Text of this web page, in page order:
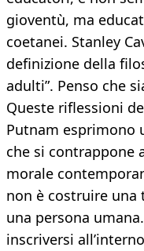
gioventù, ma
coetanei. Stanley
definizione della
adulti”. Penso che
Queste riflessioni
Putnam esprimono
che si contrappone
morale
non è costruire
una persona
inscriversi